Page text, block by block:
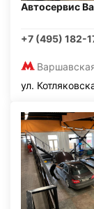
Автосервис
+7 (495) 182-
ул.